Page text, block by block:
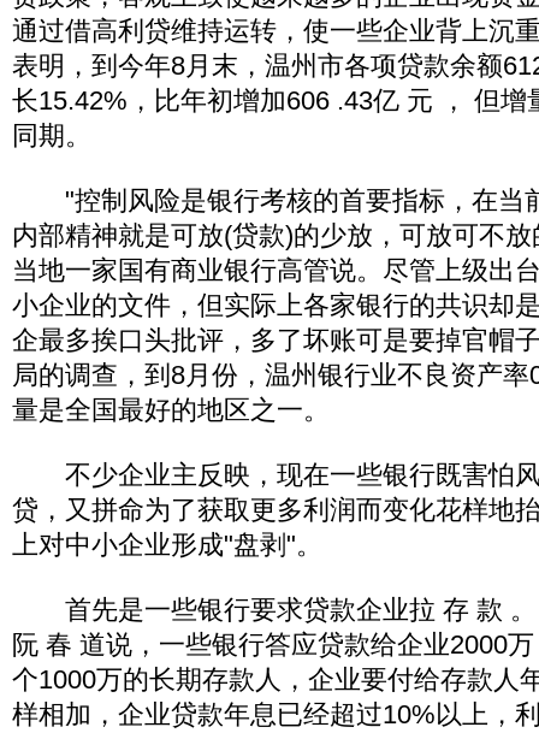
通过借高利贷维持运转，使一些企业背上沉
表明，到今年8月末，温州市各项贷款余额
长15.42%，比年初增加606 .43亿 元 ， 但增
同期。
"控制风险是银行考核的首要指标，在当
内部精神就是可放(贷款)的少放，可放可不
当地一家国有商业银行高管说。尽管上级出
小企业的文件，但实际上各家银行的共识
企最多挨口头批评，多了坏账可是要掉官帽
局的调查，到8月份，温州银行业不良资产
量是全国最好的地区之一。
不少企业主反映，现在一些银行既害怕
贷，又拼命为了获取更多利润而变化花样地
上对中小企业形成"盘剥"。
首先是一些银行要求贷款企业拉 存 款 。
阮 春 道说，一些银行答应贷款给企业2000
个1000万的长期存款人，企业要付给存款人
样相加，企业贷款年息已经超过10%以上，